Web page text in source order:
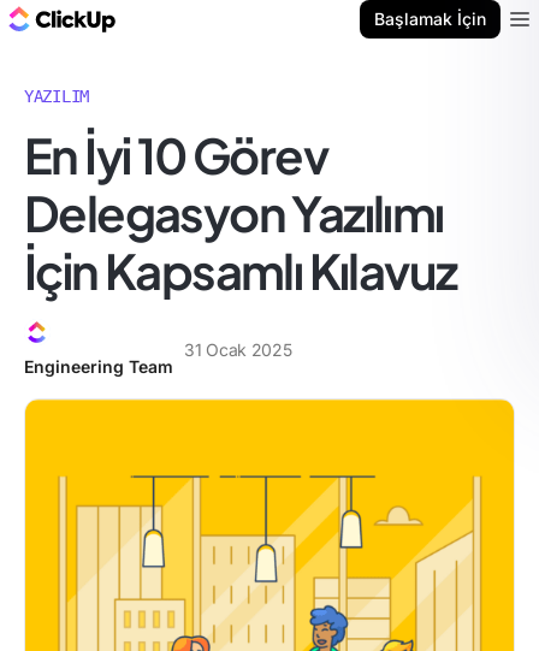
Başlamak İçin
YAZILIM
En İyi 10 Görev
Delegasyon Yazılımı
İçin Kapsamlı Kılavuz
Engineering Team
31 Ocak 2025